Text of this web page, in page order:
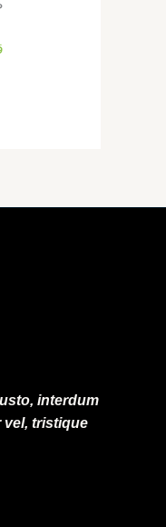
interdum
vel, tristique